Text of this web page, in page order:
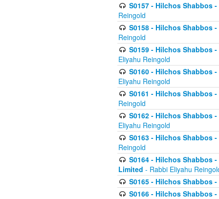
S0157 - Hilchos Shabbos
Reingold
S0158 - Hilchos Shabbos
Reingold
S0159 - Hilchos Shabbos
Eliyahu Reingold
S0160 - Hilchos Shabbos
Eliyahu Reingold
S0161 - Hilchos Shabbos
Reingold
S0162 - Hilchos Shabbos
Eliyahu Reingold
S0163 - Hilchos Shabbos
Reingold
S0164 - Hilchos Shabbos
Limited - Rabbi Eliyahu
S0165 - Hilchos Shabbos
S0166 - Hilchos Shabbos